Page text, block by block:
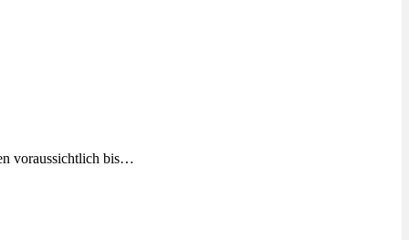
voraussichtlich bis…